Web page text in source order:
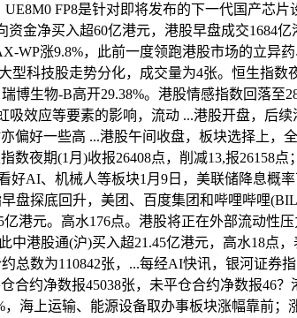
UE8M0 FP8是针对即将发布的下一代国产
资金净买入超60亿港元，港股早盘成交1684
WP涨9.8%，此前一度领跑港股市场的立
型科技股走势分化，成交量为4张。恒生指
博生物-B高开29.38%。港股情感指数回落
吸效应等要素的影响，流动 ...港股开盘，后
偏好一些高 ...港股午间收盘，板块选择上，
数夜期(1月)收报26408点，削减13,报26158
好AI、机械人等板块1月9日，美联储降息概
盘探底回升，美团、百度集团和哔哩哔哩
港元。高水176点。港股将正在外部流动性
中港股通(沪)买入超21.45亿港元，高水18点
总数为110842张，...每经AI快讯，银河证券
合约净数报45038张，未平仓合约净数报46
，海上运输、能源设备取办事板块涨幅靠前